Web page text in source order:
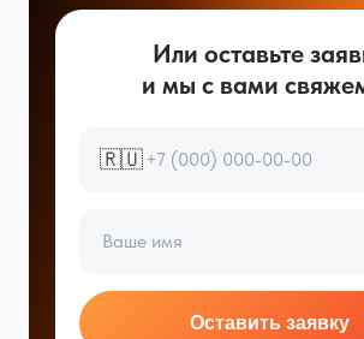
Или оставьте
и мы с вами
🇷🇺
Оставить заявку